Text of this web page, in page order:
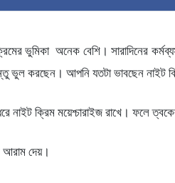
ভুমিকা অনেক বেশি। সারাদিনের
ভুল করছেন। আপনি যতটা ভাবছেন নাইট
নাইট ক্রিম ময়েশ্চারাইজ রাখে। ফলে
দেয়।